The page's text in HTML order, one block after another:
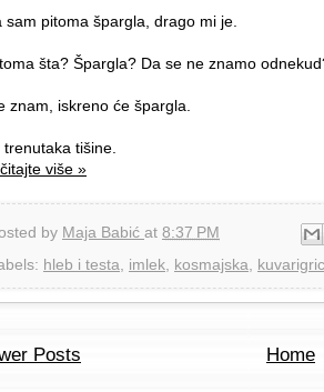
sam pitoma špargla, drago mi je.
šta? Špargla? Da se ne znamo
znam, iskreno će špargla.
trenutaka tišine.
više »
by Maja Babić at 8:37 PM
hleb i testa imlek kosmajska
Posts Home